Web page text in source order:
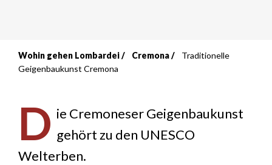
Breadcrumb
Wohin gehen Lombardei Cremona
Traditionelle
Geigenbaukunst Cremona
D ie Cremoneser Geigenbaukunst
gehört zu den UNESCO
Welterben.